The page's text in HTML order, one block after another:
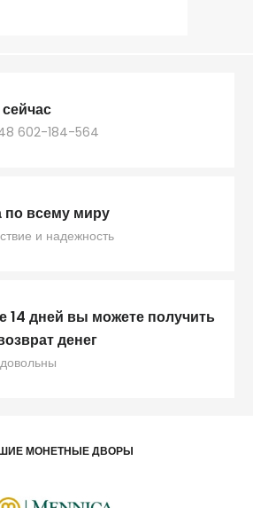
602-184-564
по всему миру
и надежность
14 дней вы можете получить
денег
МОНЕТНЫЕ ДВОРЫ